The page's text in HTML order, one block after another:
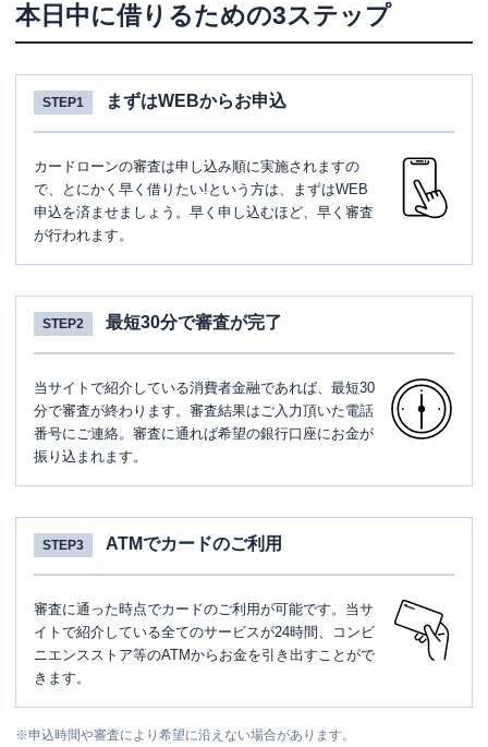
本日中に借りるための3ステップ
STEP1 まずはWEBからお申込
カードローンの審査は申し込み順に実施されますの
で、とにかく早く借りたい!という方は、まずはWEB
申込を済ませましょう。早く申し込むほど、早く審査
が行われます。
STEP2 最短30分で審査が完了
当サイトで紹介している消費者金融であれば、最短30
分で審査が終わります。審査結果はご入力頂いた電話
番号にご連絡。審査に通れば希望の銀行口座にお金が
振り込まれます。
STEP3 ATMでカードのご利用
審査に通った時点でカードのご利用が可能です。当サ
イトで紹介している全てのサービスが24時間、コンビ
ニエンスストア等のATMからお金を引き出すことがで
きます。
※申込時間や審査により希望に沿えない場合があります。